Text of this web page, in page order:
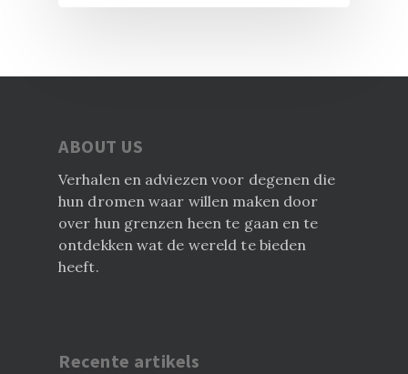
ABOUT US
Verhalen en adviezen voor degenen die
hun dromen waar willen maken door
over hun grenzen heen te gaan en te
ontdekken wat de wereld te bieden
heeft.
Recente artikels